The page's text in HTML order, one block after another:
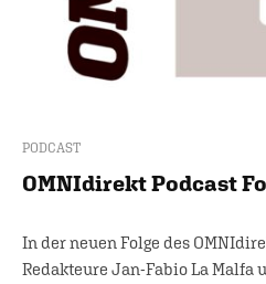
PODCAST
OMNIdirekt Podcast
In der neuen Folge des
Redakteure Jan-Fabio La Malfa